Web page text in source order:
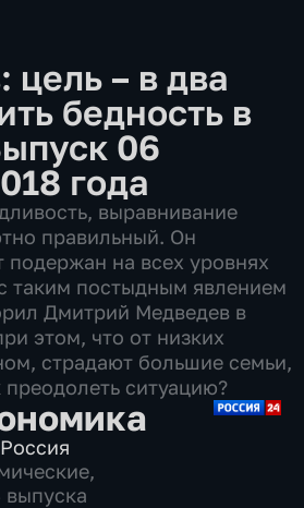
– в два
бедность в
06
года
выравнивание
правильный. Он
подержан на всех уровнях
таким постыдным явлением
Дмитрий Медведев в
этом, что от низких
страдают большие семьи,
ситуацию?
Россия
,
выпуска